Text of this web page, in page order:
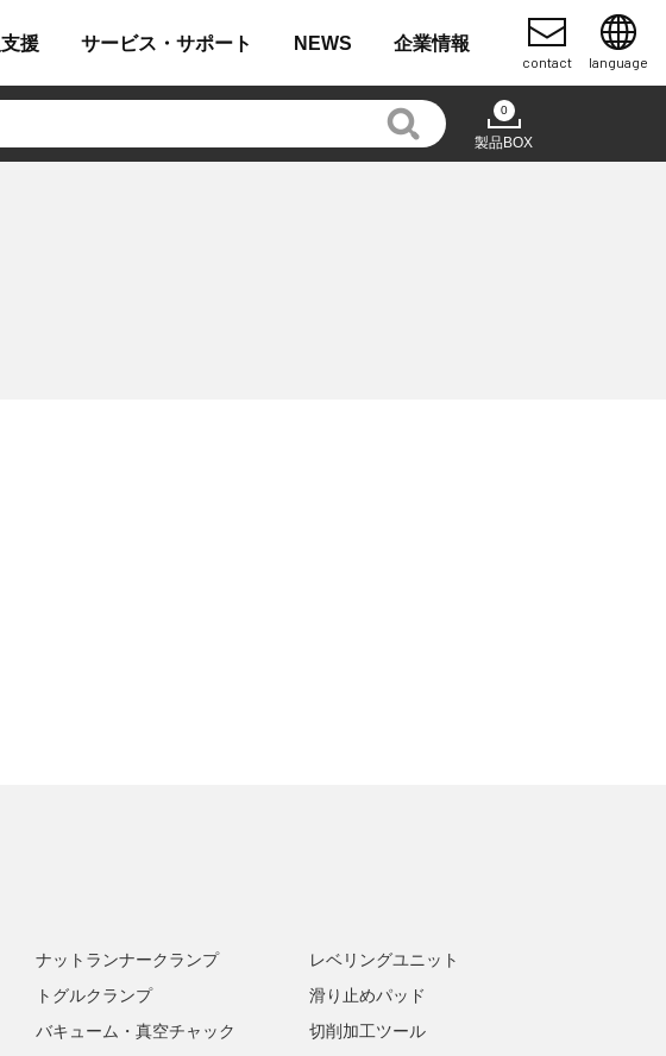
支援 サービス・ サポート NEWS 企業情報
contact language
0
製品BOX
ナットランナークランプ
トグルクランプ
バキューム・真空チャック
レベリングユニット
滑り止めパッド
切削加工ツール